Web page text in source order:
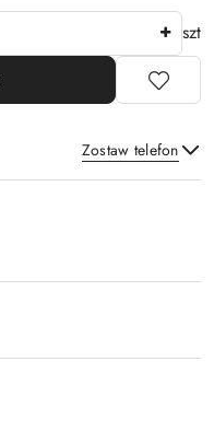
szt
Zostaw telefon